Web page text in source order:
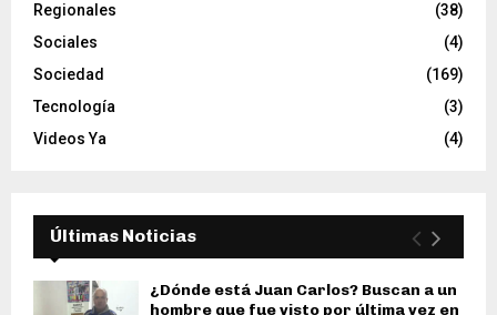
Regionales
(38)
Sociales
(4)
Sociedad
(169)
Tecnología
(3)
Videos Ya
(4)
Últimas Noticias
¿Dónde está Juan Carlos? Buscan a un
hombre que fue visto por última vez en